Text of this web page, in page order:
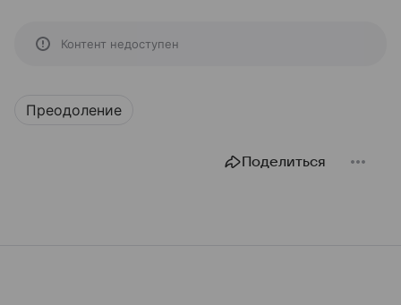
Контент недоступен
Преодоление
Поделиться